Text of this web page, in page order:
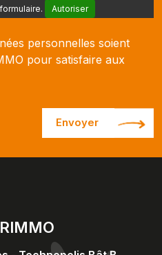
Autoriser
personnelles soient
pour satisfaire aux
Envoyer